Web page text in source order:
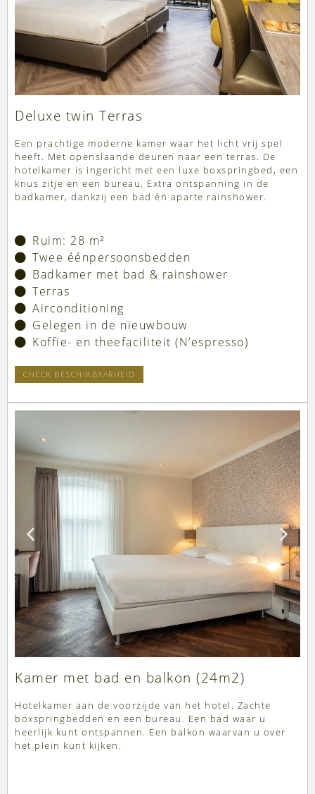
Deluxe twin Terras
Een prachtige moderne kamer waar het licht vrij spel
heeft. Met openslaande deuren naar een terras. De
hotelkamer is ingericht met een luxe boxspringbed, een
knus zitje en een bureau. Extra ontspanning in de
badkamer, dankzij een bad én aparte rainshower.
Ruim: 28 m²
Twee éénpersoonsbedden
Badkamer met bad & rainshower
Terras
Airconditioning
Gelegen in de nieuwbouw
Koffie- en theefaciliteit (N’espresso)
CHECK BESCHIKBAARHEID
Kamer met bad en balkon (24m2)
Hotelkamer aan de voorzijde van het hotel. Zachte
boxspringbedden en een bureau. Een bad waar u
heerlijk kunt ontspannen. Een balkon waarvan u over
het plein kunt kijken.